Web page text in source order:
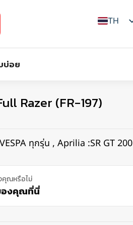
TH
บ่อย
Razer (FR-197)
ทุกรุ่น , Aprilia :SR GT 200
คุณหรือไม่
องคุณที่นี่